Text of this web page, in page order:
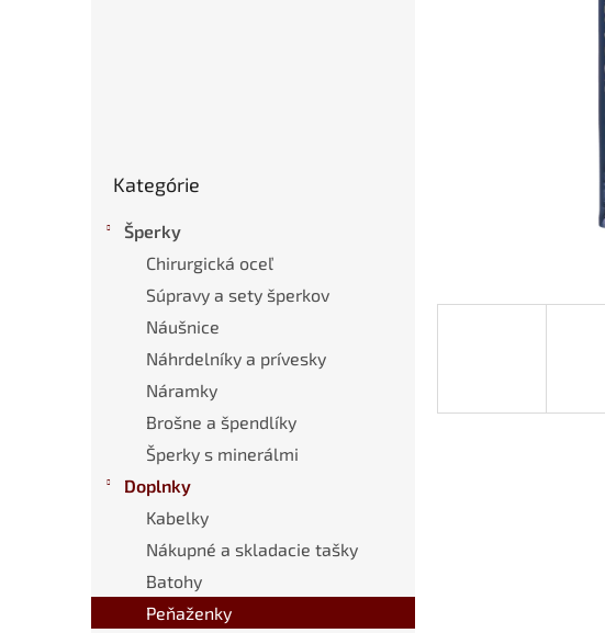
kategórie
Kategórie
Šperky
Chirurgická oceľ
Súpravy a sety šperkov
Náušnice
Náhrdelníky a prívesky
Náramky
Brošne a špendlíky
Šperky s minerálmi
Doplnky
Kabelky
Nákupné a skladacie tašky
Batohy
Peňaženky